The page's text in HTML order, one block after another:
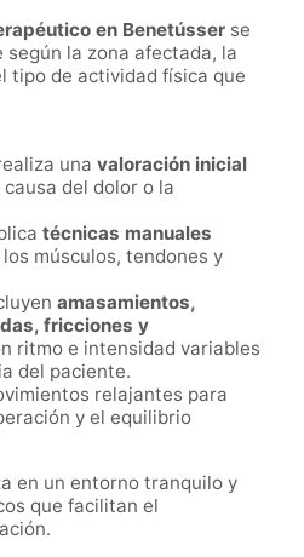
en Benetússer se
la zona afectada, la
tipo de actividad física que
una valoración inicial
del dolor o la
técnicas manuales
músculos, tendones y
amasamientos,
fricciones y
ritmo e intensidad variables
del paciente.
relajantes para
y el equilibrio
en un entorno tranquilo y
que facilitan el